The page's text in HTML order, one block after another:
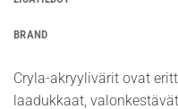
BRAND
Cryla-akryylivärit ovat
laadukkaat,